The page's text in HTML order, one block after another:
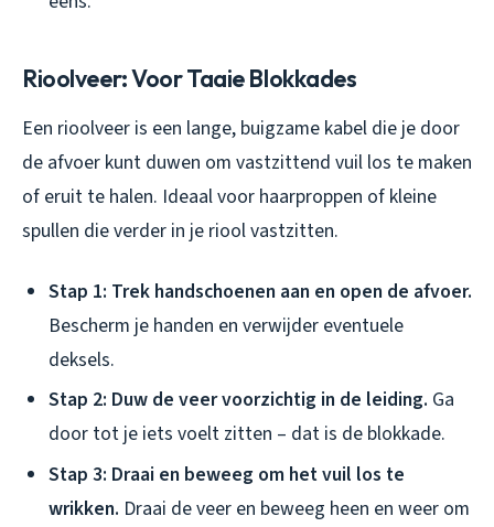
Rioolveer: Voor Taaie Blokkades
Een rioolveer is een lange, buigzame kabel die je door
de afvoer kunt duwen om vastzittend vuil los te maken
of eruit te halen. Ideaal voor haarproppen of kleine
spullen die verder in je riool vastzitten.
Stap 1: Trek handschoenen aan en open de afvoer.
Bescherm je handen en verwijder eventuele
deksels.
Stap 2: Duw de veer voorzichtig in de leiding. Ga
door tot je iets voelt zitten – dat is de blokkade.
Stap 3: Draai en beweeg om het vuil los te
wrikken. Draai de veer en beweeg heen en weer om